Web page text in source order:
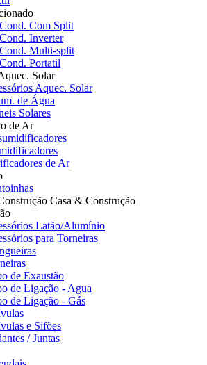
Com Split
Inverter
Multi-split
Portatil
Solar
Aquec. Solar
de Água
Solares
de Ar
de Ar
Casa & Construção
Latão/Alumínio
para Torneiras
de Exaustão
de Ligação - Agua
de Ligação - Gás
e Sifões
/ Juntas